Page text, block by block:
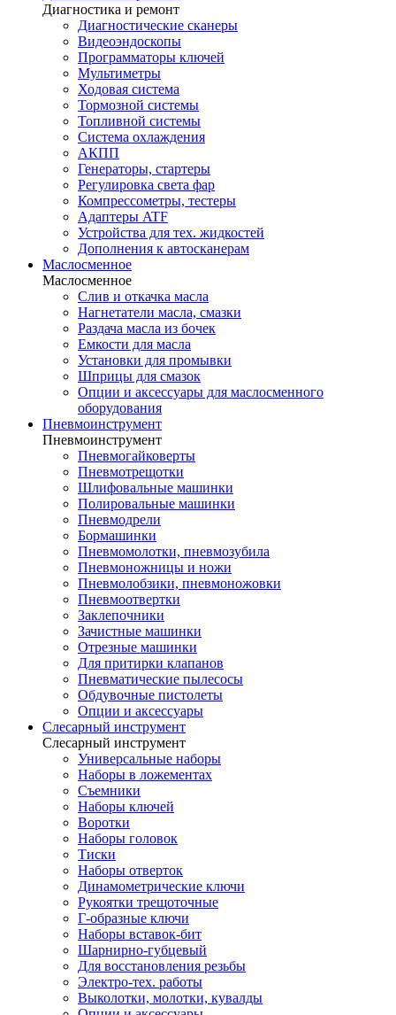
Диагностика и ремонт
Диагностические сканеры
Видеоэндоскопы
Программаторы ключей
Мультиметры
Ходовая система
Тормозной системы
Топливной системы
Система охлаждения
АКПП
Генераторы, стартеры
Регулировка света фар
Компрессометры, тестеры
Адаптеры ATF
Устройства для тех. жидкостей
Дополнения к автосканерам
Маслосменное
Маслосменное
Слив и откачка масла
Нагнетатели масла, смазки
Раздача масла из бочек
Емкости для масла
Установки для промывки
Шприцы для смазок
Опции и аксессуары для маслосменного
оборудования
Пневмоинструмент
Пневмоинструмент
Пневмогайковерты
Пневмотрещотки
Шлифовальные машинки
Полировальные машинки
Пневмодрели
Бормашинки
Пневмомолотки, пневмозубила
Пневмоножницы и ножи
Пневмолобзики, пневмоножовки
Пневмоотвертки
Заклепочники
Зачистные машинки
Отрезные машинки
Для притирки клапанов
Пневматические пылесосы
Обдувочные пистолеты
Опции и аксессуары
Слесарный инструмент
Слесарный инструмент
Универсальные наборы
Наборы в ложементах
Съемники
Наборы ключей
Воротки
Наборы головок
Тиски
Наборы отверток
Динамометрические ключи
Рукоятки трещоточные
Г-образные ключи
Наборы вставок-бит
Шарнирно-губцевый
Для восстановления резьбы
Электро-тех. работы
Выколотки, молотки, кувалды